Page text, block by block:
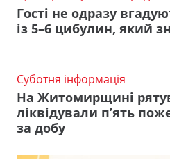
Гості не одразу
із 5–6 цибулин, який
Суботня інформація
На Житомирщині
ліквідували п’ять
за добу